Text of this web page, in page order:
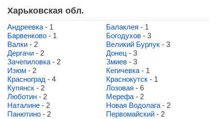
Харьковская обл.
Андреевка - 1 Балаклея - 1
Барвенково - 1 Богодухов - 3
Валки - 2 Великий Бурлук - 3
Дергачи - 2 Донец - 3
Зачепиловка - 2 Змиев - 3
Изюм - 2 Кегичевка - 1
Красноград - 4 Краснокутск - 1
Купянск - 2 Лозовая - 6
Люботин - 2 Мерефа - 2
Наталине - 2 Новая Водолага - 2
Панютино - 2 Первомайский - 2